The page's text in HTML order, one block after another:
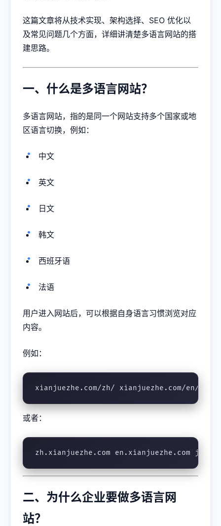
这篇文章将从技术实现、架构选择、SEO 优化以
及常见问题几个方面，详细讲清楚多语言网站的搭
建思路。
一、什么是多语言网站？
多语言网站，指的是同一个网站支持多个国家或地
区语言切换，例如：
中文
英文
日文
韩文
西班牙语
法语
用户进入网站后，可以根据自身语言习惯浏览对应
内容。
例如：
xianjuezhe.com/zh/ xianjuezhe.com/en/
或者：
zh.xianjuezhe.com en.xianjuezhe.com
二、为什么企业要做多语言网
站？